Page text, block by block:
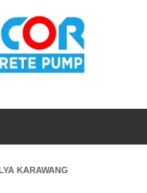
KARAWANG